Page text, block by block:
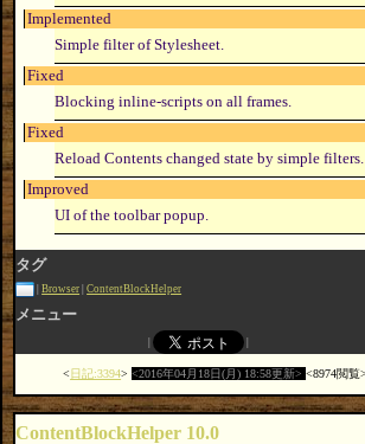
Implemented
Simple filter of Stylesheet.
Fixed
Blocking inline-scripts on all frames.
Fixed
Reload Contents changed state by simple filters.
Improved
UI of the toolbar popup.
タグ
Browser ContentBlockHelper
メニュー
日記:3394 2016年04月18日(月) 18:58更新 8974閲覧
ContentBlockHelper 10.0